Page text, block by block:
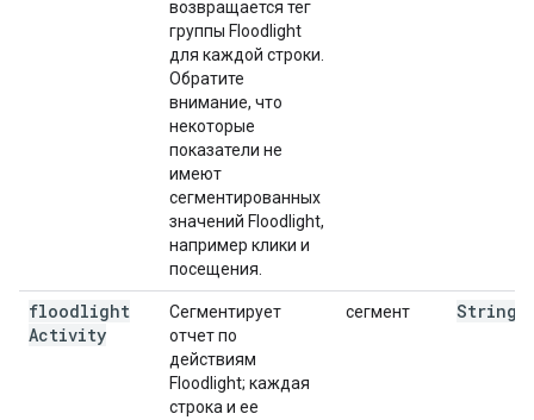
возвращается тег
группы Floodlight
для каждой строки.
Обратите
внимание, что
некоторые
показатели не
имеют
сегментированных
значений Floodlight,
например клики и
посещения.
floodlight
Activity
Сегментирует
отчет по
действиям
Floodlight; каждая
строка и ее
сегмент String